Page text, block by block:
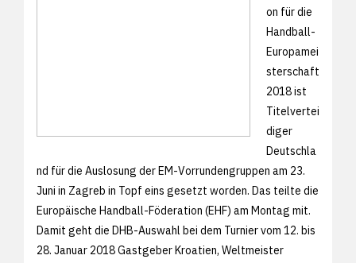
on für die
Handball-
Europamei
sterschaft
2018 ist
Titelvertei
diger
Deutschla
nd für die Auslosung der EM-Vorrundengruppen am 23.
Juni in Zagreb in Topf eins gesetzt worden. Das teilte die
Europäische Handball-Föderation (EHF) am Montag mit.
Damit geht die DHB-Auswahl bei dem Turnier vom 12. bis
28. Januar 2018 Gastgeber Kroatien, Weltmeister